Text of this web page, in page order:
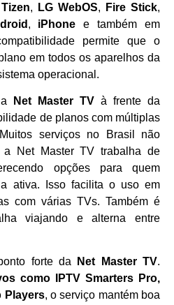
, LG WebOS, Fire Stick,
, iPhone e também em
permite que o
em todos os aparelhos da
operacional.
Net Master TV à frente da
de planos com múltiplas
serviços no Brasil não
Net Master TV trabalha de
opções para quem
ativa. Isso facilita o uso em
com várias TVs. Também é
viajando e alterna entre
forte da Net Master TV.
como IPTV Smarters Pro,
Players, o serviço mantém boa